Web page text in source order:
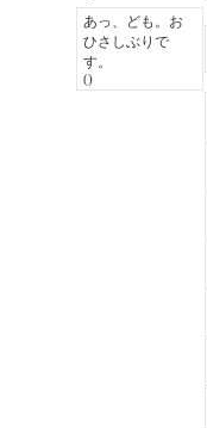
あっ、ども。お
ひさしぶりで
す。
()